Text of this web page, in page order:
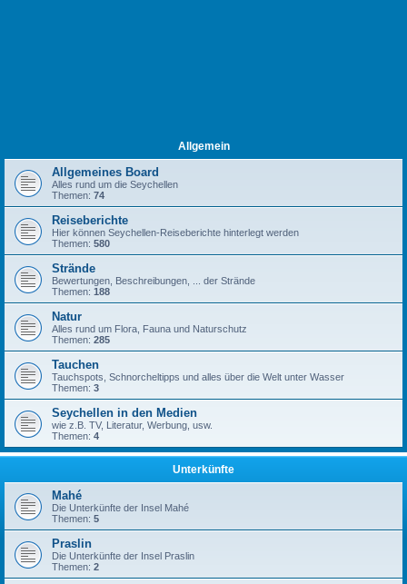
Allgemein
Allgemeines Board
Alles rund um die Seychellen
Themen: 74
Reiseberichte
Hier können Seychellen-Reiseberichte hinterlegt werden
Themen: 580
Strände
Bewertungen, Beschreibungen, ... der Strände
Themen: 188
Natur
Alles rund um Flora, Fauna und Naturschutz
Themen: 285
Tauchen
Tauchspots, Schnorcheltipps und alles über die Welt unter Wasser
Themen: 3
Seychellen in den Medien
wie z.B. TV, Literatur, Werbung, usw.
Themen: 4
Unterkünfte
Mahé
Die Unterkünfte der Insel Mahé
Themen: 5
Praslin
Die Unterkünfte der Insel Praslin
Themen: 2